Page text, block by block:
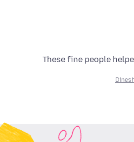
These fine people